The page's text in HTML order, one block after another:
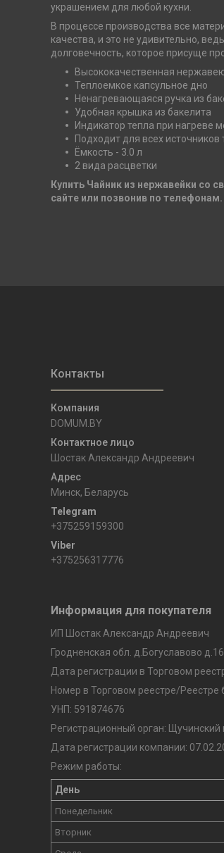
украшением для любой кухни.
В процессе производства все
качества, и это не удивительно,
долговечность, которое присуще
Высококачественная
Теплоемкое капсульное дно
Ненагревающаяся ручка из
Удобная крышка из бакелита
Индикатор тепла при нагреве
Подходит для всех
Ёмкость - 3.0 л
2 вида расцветки
Купить Чайник из нержавейки со
сайте или позвонив по телефонам.
DOMUM.BY
Шостак Александр Андреевич
Минск, Беларусь
+375259159300
+375256317776
Информация для покупателя
ИП Шостак Александр Андреевич
Гродненская обл. д.Богуславово д.16
Дата регистрации в Торговом
Номер в Торговом реестре/Реестре
УНП: 591874676
Регистрационный орган: Щучинский
Дата регистрации компании:
Режим работы:
День
Понедельник
Вторник